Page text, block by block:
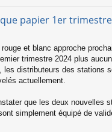
papier 1er
rouge et blanc approche
trimestre 2024 plus
les distributeurs des stations
actuellement.
que les deux nouvelles
simplement équipé de